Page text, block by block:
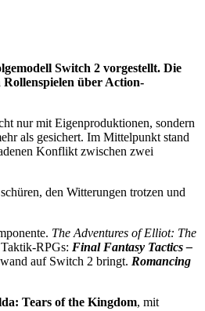
Switch 2 vorgestellt. Die
über Action-
nur mit Eigenproduktionen, sondern
als gesichert. Im Mittelpunkt stand
Konflikt zwischen zwei
den Witterungen trotzen und
The Adventures of Elliot: The
RPGs: Final Fantasy Tactics –
auf Switch 2 bringt. Romancing
Tears of the Kingdom, mit